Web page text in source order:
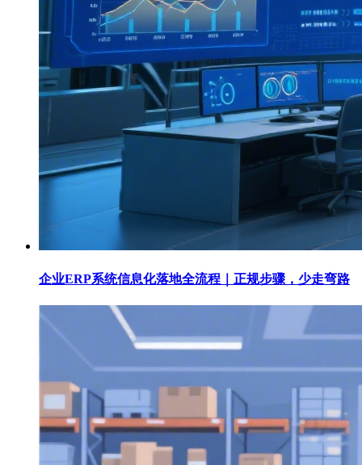
企业ERP系统信息化落地全流程｜正规步骤，少走弯路